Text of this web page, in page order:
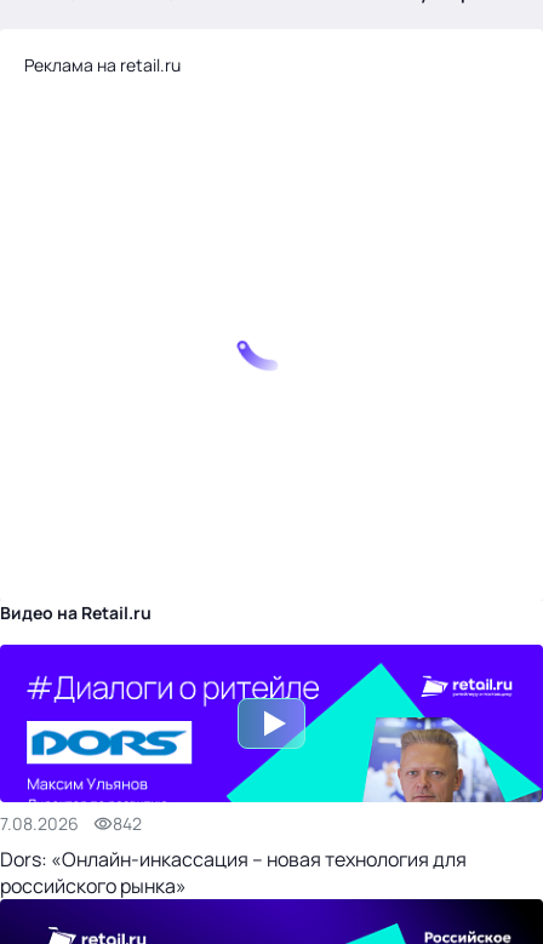
Реклама на retail.ru
Видео на Retail.ru
7.08.2026 842
Dors: «Онлайн-инкассация – новая технология для
российского рынка»